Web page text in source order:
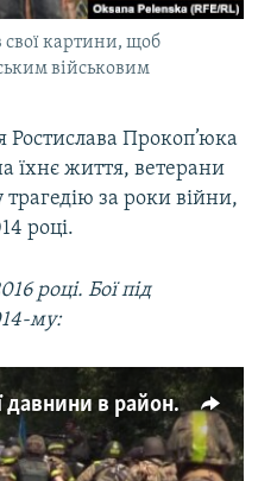
свої картини, щоб
військовим
Ростислава Прокоп’юка
їхнє життя, ветерани
за роки війни,
році.
році. Бої під
му:
Хроніка подій дворічної давнини в районі міста Іловайськ